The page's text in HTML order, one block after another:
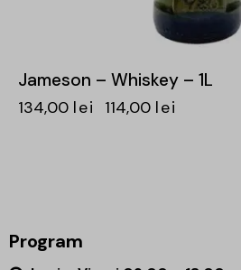
Jameson – Whiskey – 1L
134,00 lei 114,00 lei
Program